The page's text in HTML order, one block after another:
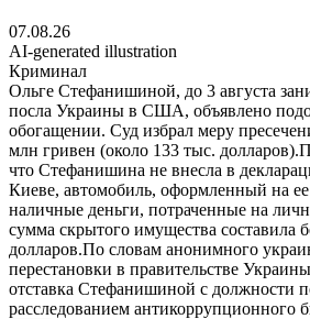
07.08.26
AI-generated illustration
Криминал
Ольге Стефанишиной, до 3 августа
посла Украины в США, объявлено
обогащении. Суд избрал меру
млн гривен (около 133 тыс.
что Стефанишина не внесла в
Киеве, автомобиль, оформленный на
наличные деньги, потраченные на
сумма скрытого имущества составила
долларов.По словам анонимного
перестановки в правительстве
отставка Стефанишиной с должности
расследованием антикоррупционного